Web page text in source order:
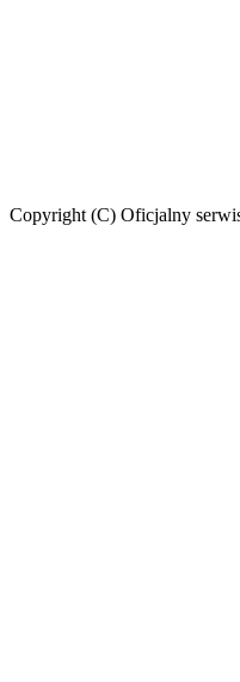
Copyright (C) Oficjalny